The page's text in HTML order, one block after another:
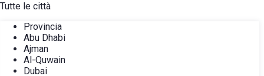
Tutte le città
Provincia
Abu Dhabi
Ajman
Al-Quwain
Dubai